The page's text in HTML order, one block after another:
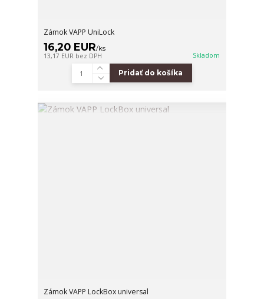
Zámok VAPP UniLock
16,20 EUR/ks
13,17 EUR bez DPH Skladom
Pridať do košíka
Zámok VAPP LockBox universal